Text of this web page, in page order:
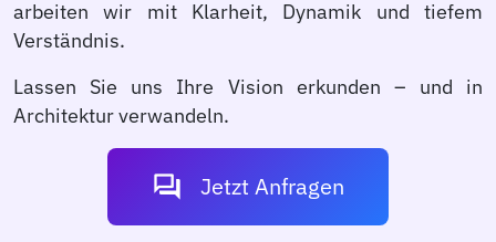
arbeiten wir mit Klarheit, Dynamik und tiefem
Verständnis.
Lassen Sie uns Ihre Vision erkunden – und in
Architektur verwandeln.
forum Jetzt Anfragen